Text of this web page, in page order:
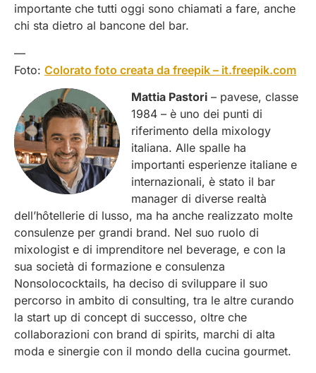
importante che tutti oggi sono chiamati a fare, anche
chi sta dietro al bancone del bar.
—
Foto: Colorato foto creata da freepik – it.freepik.com
Mattia Pastori – pavese, classe
1984 – è uno dei punti di
riferimento della mixology
italiana. Alle spalle ha
importanti esperienze italiane e
internazionali, è stato il bar
manager di diverse realtà
dell’hôtellerie di lusso, ma ha anche realizzato molte
consulenze per grandi brand. Nel suo ruolo di
mixologist e di imprenditore nel beverage, e con la
sua società di formazione e consulenza
Nonsolococktails, ha deciso di sviluppare il suo
percorso in ambito di consulting, tra le altre curando
la start up di concept di successo, oltre che
collaborazioni con brand di spirits, marchi di alta
moda e sinergie con il mondo della cucina gourmet.